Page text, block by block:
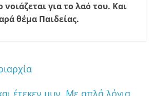
νοιάζεται για το λαό του. Και
θέμα Παιδείας.
έτεκεν μυν. Με απλά λόγια,